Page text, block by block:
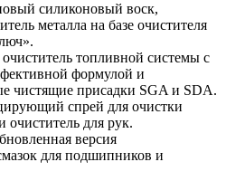
силиконовый воск,
металла на базе очистителя
топливной системы с
формулой и
чистящие присадки SGA и SDA.
спрей для очистки
очиститель для рук.
версия
для подшипников и